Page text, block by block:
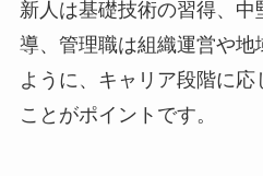
新人は基礎技術の習得、中
導、管理職は組織運営や地
ように、キャリア段階に
ことがポイントです。